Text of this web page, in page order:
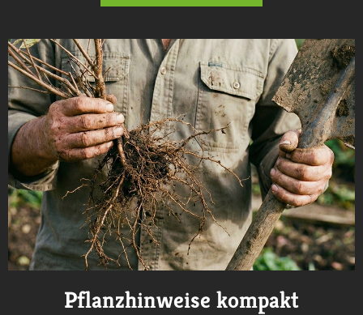
Pflanzhinweise kompakt